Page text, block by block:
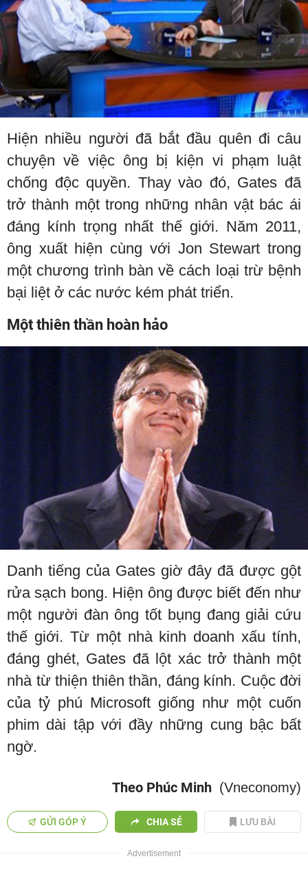
Hiện nhiều người đã bắt đầu quên đi câu
chuyện về việc ông bị kiện vi phạm luật
chống độc quyền. Thay vào đó, Gates đã
trở thành một trong những nhân vật bác ái
đáng kính trọng nhất thế giới. Năm 2011,
ông xuất hiện cùng với Jon Stewart trong
một chương trình bàn về cách loại trừ bệnh
bại liệt ở các nước kém phát triển.
Một thiên thần hoàn hảo
Danh tiếng của Gates giờ đây đã được gột
rửa sạch bong. Hiện ông được biết đến như
một người đàn ông tốt bụng đang giải cứu
thế giới. Từ một nhà kinh doanh xấu tính,
đáng ghét, Gates đã lột xác trở thành một
nhà từ thiện thiên thần, đáng kính. Cuộc đời
của tỷ phú Microsoft giống như một cuốn
phim dài tập với đầy những cung bậc bất
ngờ.
Theo Phúc Minh (Vneconomy)
GỬI GÓP Ý CHIA SẺ LƯU BÀI